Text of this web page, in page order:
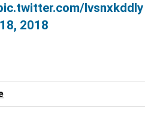
lvsnxkddly
2018